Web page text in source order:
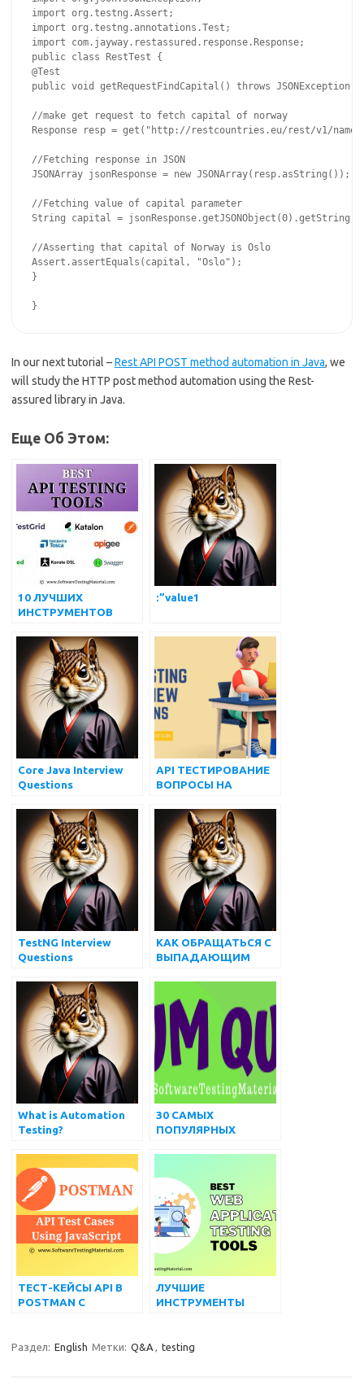
import org.testng.Assert;
import org.testng.annotations.Test;
import com.jayway.restassured.response.Response;
public class RestTest {
@Test
public void getRequestFindCapital() throws JSONException {
//make get request to fetch capital of norway
Response resp = get("http://restcountries.eu/rest/v1/name/
//Fetching response in JSON
JSONArray jsonResponse = new JSONArray(resp.asString());
//Fetching value of capital parameter
String capital =
//Asserting that capital of Norway is Oslo
Assert.assertEquals(capital, "Oslo");
}
In our next tutorial –Rest API POST method automation in Java, we
will study the HTTP post method automation using the Rest-
assured library in Java.
Еще Об Этом:
10 ЛУЧШИХ
ИНСТРУМЕНТОВ
В 2022 ГОДУ
(ДЕТАЛЬНЫЙ
ОБЗОР)
:”value1
Core Java Interview
Questions
API ТЕСТИРОВАНИЕ
ВОПРОСЫ НА
TestNG Interview
Questions
КАК ОБРАЩАТЬСЯ С
ВЫПАДАЮЩИМ
ВЫБОРОМ,
ИСПОЛЬЗУЯ
SELENIUM
WEBDRIVER
What is Automation
Testing?
30 САМЫХ
ПОПУЛЯРНЫХ
ИНТЕРВЬЮ
ТЕСТ-КЕЙСЫ API В
POSTMAN С
ЛУЧШИЕ
ИНСТРУМЕНТЫ
(БЕСПЛАТНЫЕ И
Раздел: English Метки: Q&A , testing